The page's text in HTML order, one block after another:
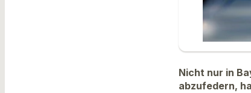
Nicht nur in
abzufedern,